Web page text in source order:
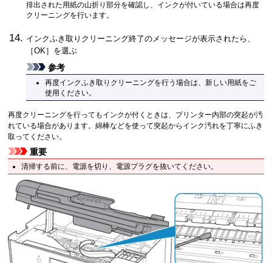
排出された用紙の山折り部分を確認し、インクが付いている場合は再度
クリーニングを行います。
インクふき取りクリーニング終了のメッセージが表示されたら、
［OK］を選ぶ
参考
再度インクふき取りクリーニングを行う場合は、新しい用紙をご
使用ください。
再度クリーニングを行ってもインクが付くときは、プリンター内部の突起が汚
れている場合があります。綿棒などを使って突起からインク汚れを丁寧にふき
取ってください。
重要
清掃する前に、電源を切り、電源プラグを抜いてください。